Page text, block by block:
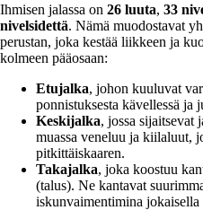
Ihmisen jalassa on 26 luuta, 33
nivelsidettä. Nämä muodostavat
perustan, joka kestää liikkeen ja
kolmeen pääosaan:
Etujalka, johon kuuluvat
ponnistuksesta kävellessä ja
Keskijalka, jossa sijaitsevat
muassa veneluu ja kiilaluut,
pitkittäiskaaren.
Takajalka, joka koostuu
(talus). Ne kantavat
iskunvaimentimina jokaisella